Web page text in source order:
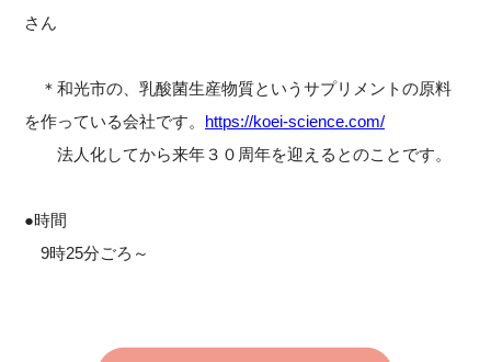
さん
＊和光市の、乳酸菌生産物質というサプリメントの原料
を作っている会社です。 https://koei-science.com/
法人化してから来年３０周年を迎えるとのことです。
●時間
9時25分ごろ～